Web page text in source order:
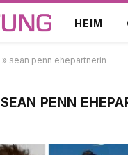
HEIM
» sean penn ehepartnerin
SEAN PENN